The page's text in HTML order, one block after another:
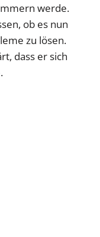
werde.
ob es nun
zu lösen.
dass er sich